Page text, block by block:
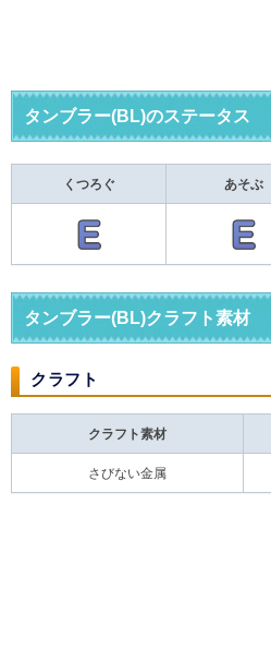
タンブラー(BL)のステータス
くつろぐ あそぶ
タンブラー(BL)クラフト素材
クラフト
クラフト素材
さびない金属